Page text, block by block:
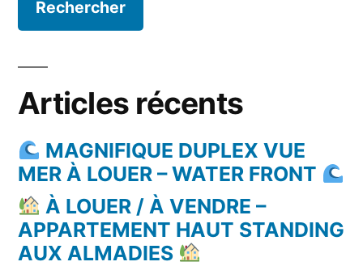
Articles récents
MAGNIFIQUE DUPLEX VUE
MER À LOUER – WATER FRONT
À LOUER / À VENDRE –
APPARTEMENT HAUT STANDING
AUX ALMADIES